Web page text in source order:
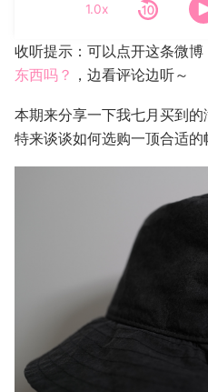
1.0x
收听提示：可以点开这条微博
东西吗？ ，边看评论边听～
本期来分享一下我七月买到
特来谈谈如何选购一顶合适的